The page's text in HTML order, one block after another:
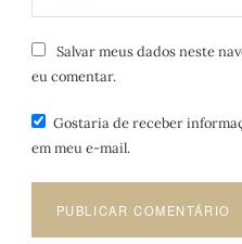
Salvar meus dados neste
eu comentar.
Gostaria de receber
em meu e-mail.